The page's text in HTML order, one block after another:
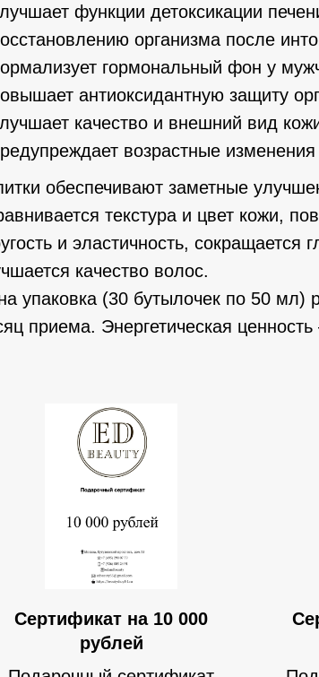
функции детоксикации
организма после
гормональный фон у
антиоксидантную защиту
качество и внешний вид
возрастные
обеспечивают заметные
текстура и цвет кожи,
и эластичность, сокращается
качество волос.
упаковка (30 бутылочек по 50 мл)
приема. Энергетическая
Сертификат на 10 000
рублей